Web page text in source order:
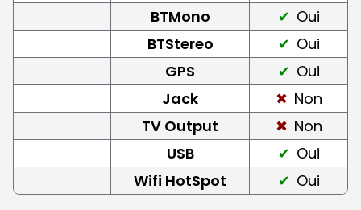
BTMono
Oui
BTStereo
Oui
GPS
Oui
Jack
Non
TV Output
Non
USB
Oui
Wifi HotSpot
Oui